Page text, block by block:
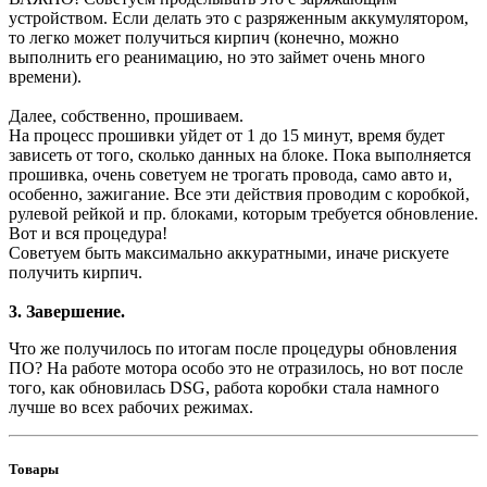
устройством. Если делать это с разряженным аккумулятором,
то легко может получиться кирпич (конечно, можно
выполнить его реанимацию, но это займет очень много
времени).
Далее, собственно, прошиваем.
На процесс прошивки уйдет от 1 до 15 минут, время будет
зависеть от того, сколько данных на блоке. Пока выполняется
прошивка, очень советуем не трогать провода, само авто и,
особенно, зажигание. Все эти действия проводим с коробкой,
рулевой рейкой и пр. блоками, которым требуется обновление.
Вот и вся процедура!
Советуем быть максимально аккуратными, иначе рискуете
получить кирпич.
3. Завершение.
Что же получилось по итогам после процедуры обновления
ПО? На работе мотора особо это не отразилось, но вот после
того, как обновилась DSG, работа коробки стала намного
лучше во всех рабочих режимах.
Товары